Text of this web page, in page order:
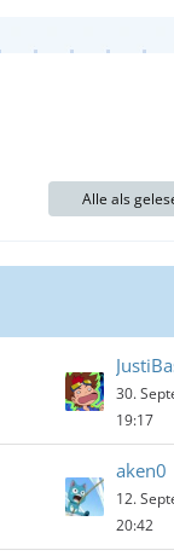
Alle als
30.
19:17
aken0
12.
20:42